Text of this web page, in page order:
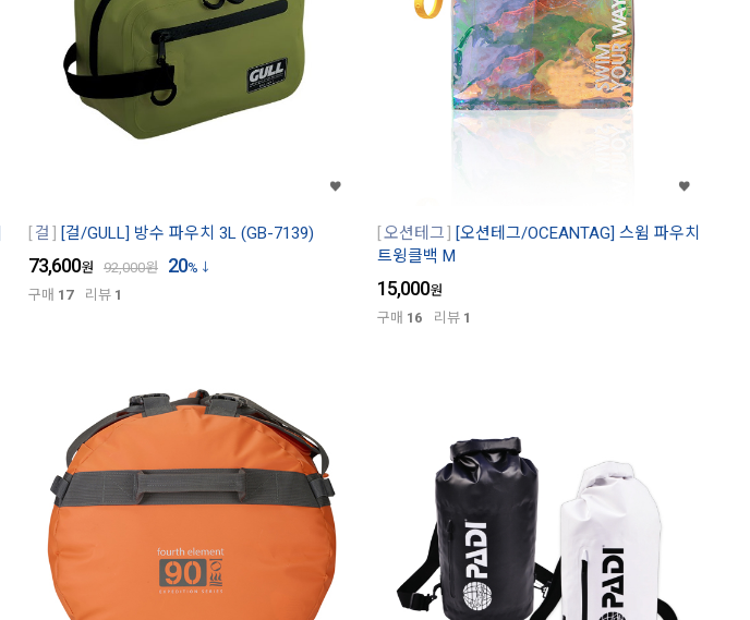
걸 [걸/GULL] 방수 파우치 3L (GB-7139)
73,600원 92,000원 20%
구매 17 리뷰 1
오션테그
[오션테그/OCEANTAG] 스윔 파우치
트윙클백 M
15,000원
구매 16 리뷰 1